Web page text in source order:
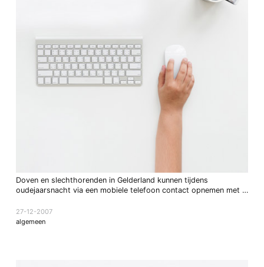
Doven en slechthorenden in Gelderland kunnen tijdens
oudejaarsnacht via een mobiele telefoon contact opnemen met …
27-12-2007
algemeen